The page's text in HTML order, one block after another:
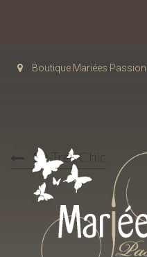
Boutique Mariées Passion
10-Très Chic